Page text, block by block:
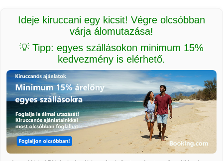
Ideje kiruccani egy kicsit! Végre olcsóbban
várja álomutazása!
💡 Tipp: egyes szállásokon minimum 15%
kedvezmény is elérhető.